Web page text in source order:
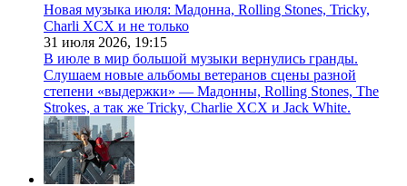
Новая музыка июля: Мадонна, Rolling Stones, Tricky,
Charli XCX и не только
31 июля 2026, 19:15
В июле в мир большой музыки вернулись гранды.
Слушаем новые альбомы ветеранов сцены разной
степени «выдержки» — Мадонны, Rolling Stones, The
Strokes, а так же Tricky, Charlie XCX и Jack White.